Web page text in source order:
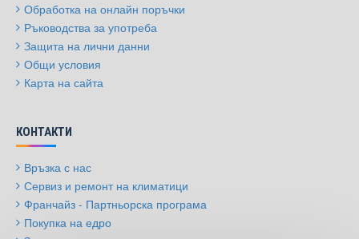
Обработка на онлайн поръчки
Ръководства за употреба
Защита на лични данни
Общи условия
Карта на сайта
КОНТАКТИ
Връзка с нас
Сервиз и ремонт на климатици
Франчайз - Партньорска програма
Покупка на едро